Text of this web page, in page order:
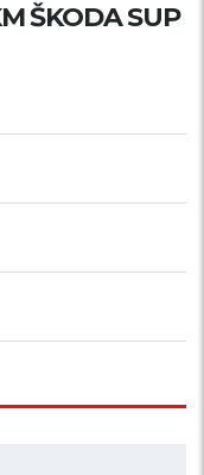
ŠKODA SUP